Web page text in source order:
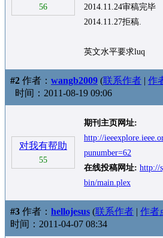
56
2014.11.24审稿完毕
2014.11.27拒稿.
英文水平要求luq
#2 作者： wangb2009 (联系作者 | 作
时间：2011-08-19 09:06
对我有帮助
55
期刊主页网址:
http://
punumber=62
在线投稿网址: http://
bin/main.plex
#3 作者： hellojesus (联系作者 | 作者
时间：2011-04-07 08:34